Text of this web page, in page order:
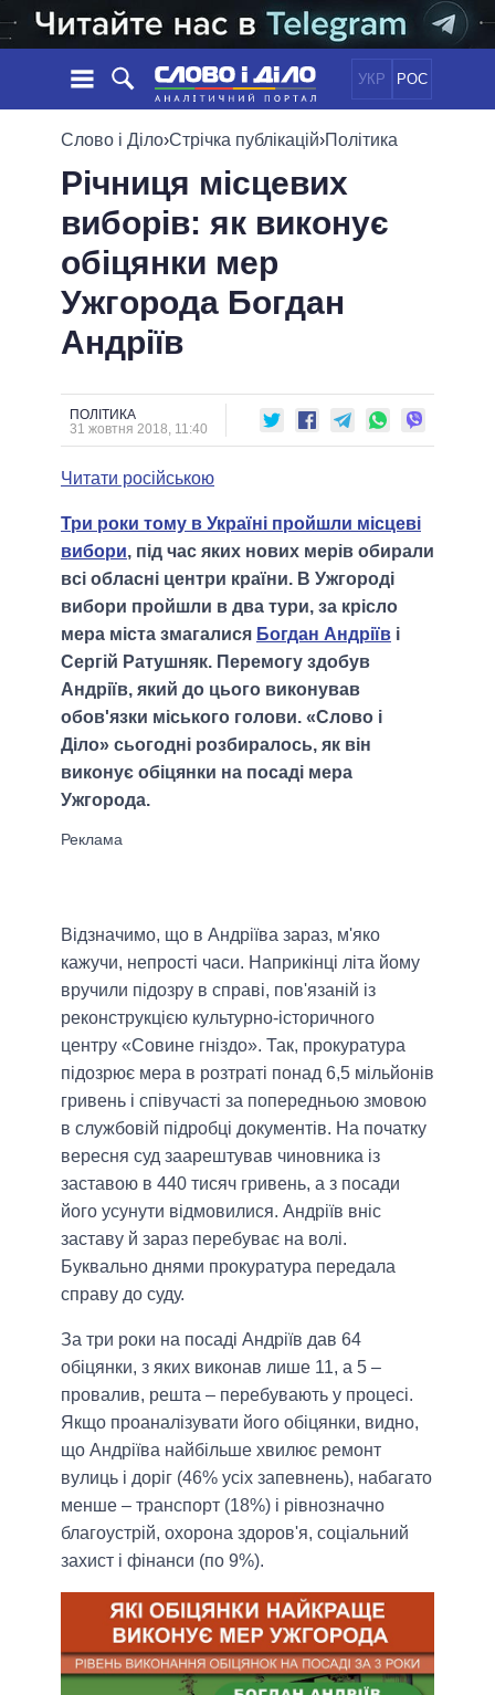
УКР РОС
НОВИНИ
СТРІЧКА
ПОДІЇ
СТАТТІ
ДУМКИ
ОГЛЯДИ
ДАЙДЖЕСТИ
ПОЛІТИКА
ЕКОНОМІКА
СУСПІЛЬСТВО
СВІТ
ОБIЦЯНКИ
ПОЛIТИКИ
УСІ ПОЛІТИКИ
ПРЕЗИДЕНТ І ОФІС
ВЕРХОВНА РАДА
ГОЛОВИ ОБЛАДМІНІСТРАЦІЙ
МЕРИ МІСТ
ВСІ ПЕРСОНИ
ІНФОГРАФІКА
ПОРІВНЯННЯ ПОЛІТИКІВ
Слово і Діло›Стрічка публікацій›Політика
Річниця місцевих
виборів: як виконує
обіцянки мер
Ужгорода Богдан
Андріїв
ПОЛІТИКА
31 жовтня 2018, 11:40
Читати російською
Три роки тому в Україні пройшли місцеві
вибори, під час яких нових мерів обирали
всі обласні центри країни. В Ужгороді
вибори пройшли в два тури, за крісло
мера міста змагалися Богдан Андріїв і
Сергій Ратушняк. Перемогу здобув
Андріїв, який до цього виконував
обов'язки міського голови. «Слово і
Діло» сьогодні розбиралось, як він
виконує обіцянки на посаді мера
Ужгорода.
Відзначимо, що в Андріїва зараз, м'яко
кажучи, непрості часи. Наприкінці літа йому
вручили підозру в справі, пов'язаній із
реконструкцією культурно-історичного
центру «Совине гніздо». Так, прокуратура
підозрює мера в розтраті понад 6,5 мільйонів
гривень і співучасті за попередньою змовою
в службовій підробці документів. На початку
вересня суд заарештував чиновника із
заставою в 440 тисяч гривень, а з посади
його усунути відмовилися. Андріїв вніс
заставу й зараз перебуває на волі.
Буквально днями прокуратура передала
справу до суду.
За три роки на посаді Андріїв дав 64
обіцянки, з яких виконав лише 11, а 5 –
провалив, решта – перебувають у процесі.
Якщо проаналізувати його обіцянки, видно,
що Андріїва найбільше хвилює ремонт
вулиць і доріг (46% усіх запевнень), набагато
менше – транспорт (18%) і рівнозначно
благоустрій, охорона здоров'я, соціальний
захист і фінанси (по 9%).